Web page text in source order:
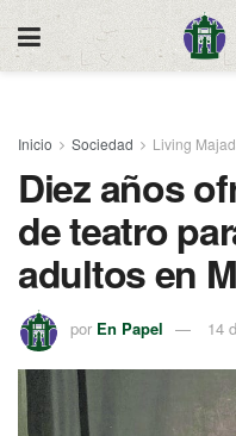
Inicio Sociedad Living
Diez años
de teatro
adultos en
por En Papel 14